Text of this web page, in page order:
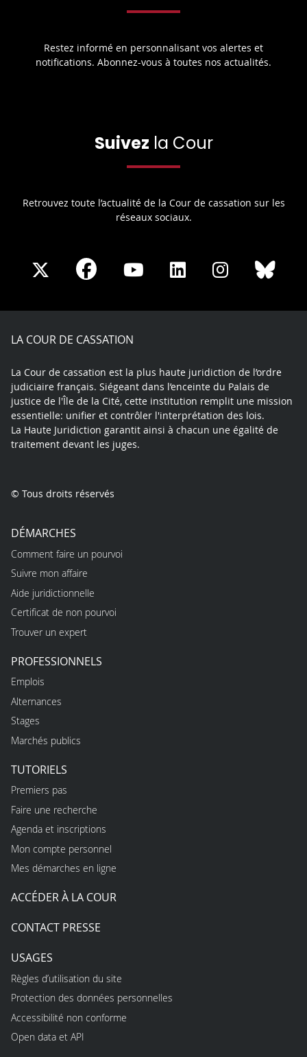
Restez informé en personnalisant vos alertes et
notifications. Abonnez-vous à toutes nos actualités.
Suivez la Cour
Retrouvez toute l’actualité de la Cour de cassation sur les
réseaux sociaux.
Share
X
Share
Facebook
Share
Youtube
Share
LinkedIn
Share
Instagram
LA COUR DE CASSATION
La Cour de cassation est la plus haute juridiction de l’ordre
judiciaire français. Siégeant dans l’enceinte du Palais de
justice de l'Île de la Cité, cette institution remplit une mission
essentielle: unifier et contrôler l'interprétation des lois.
La Haute Juridiction garantit ainsi à chacun une égalité de
traitement devant les juges.
© Tous droits réservés
DÉMARCHES
Comment faire un pourvoi
Suivre mon affaire
Aide juridictionnelle
Certificat de non pourvoi
Trouver un expert
PROFESSIONNELS
Emplois
Alternances
Stages
Marchés publics
TUTORIELS
Premiers pas
Faire une recherche
Agenda et inscriptions
Mon compte personnel
Mes démarches en ligne
ACCÉDER À LA COUR
CONTACT PRESSE
USAGES
Règles d’utilisation du site
Protection des données personnelles
Accessibilité non conforme
Open data et API